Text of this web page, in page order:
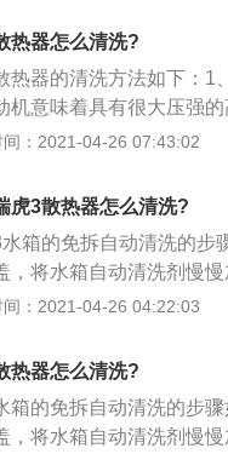
。通常盖子至少需要每
夹钳。有两种软管：一
在底部用水箱水冲洗发
迹象，应及时更换掉。
候，把小活栓放回原处
然后把排水盘放回原来
水口，一直将水放满。
变干净为止，并将所有
15分钟。然后打开发热
的空气随着流动驱散。
冷却剂。
积在散热器铁格上的脏
种金属非常脆，很容易
下。以确保将所有的污
个底部的较小橡胶封铅
拉力确保盖子保持压力
。通常盖子至少需要每
夹钳。有两种软管：一
在底部用水箱水冲洗发
迹象，应及时更换掉。
候，把小活栓放回原处
然后把排水盘放回原来
水口，一直将水放满。
热器怎么清洗?
热器的清洗方法如下：1
机意味着具有很大压强
盖子的时候很有可能会
积在散热器铁格上的脏
种金属非常脆，很容易
下。以确保将所有的污
个底部的较小橡胶封铅
拉力确保盖子保持压力
。通常盖子至少需要每
夹钳。有两种软管：一
在底部用水箱水冲洗发
间：2021-04-26 07:43:02
虎3散热器怎么清洗?
箱的免拆自动清洗的步
，将水箱自动清洗剂慢
启动发动机，使水温达
液或干净的冷却水。
间：2021-04-26 04:22:03
热器怎么清洗?
箱的免拆自动清洗的步
，将水箱自动清洗剂慢